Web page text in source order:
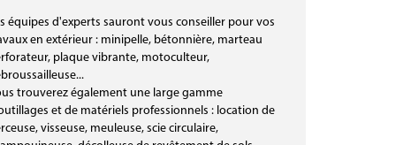
équipes d'experts sauront vous conseiller pour vos
en extérieur : minipelle, bétonnière, marteau
plaque vibrante, motoculteur,
trouverez également une large gamme
et de matériels professionnels : location de
visseuse, meuleuse, scie circulaire,